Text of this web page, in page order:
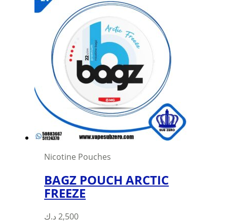
Nicotine Pouches
BAGZ POUCH ARCTIC
FREEZE
2,500 د.ك
This